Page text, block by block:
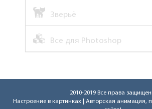
Зверьё
Все для Photoshop
2010-2019 Все права
Настроение в картинках | Авторская анимация,